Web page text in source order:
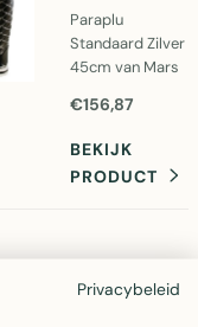
Paraplu
Standaard Zilver
45cm van Mars
Aluminium
stabiel en
elegant. Perfect
€156,87
BEKIJK
PRODUCT
Privacybeleid